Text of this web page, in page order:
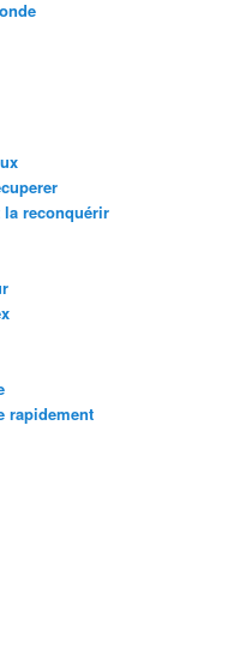
la reconquérir
rapidement